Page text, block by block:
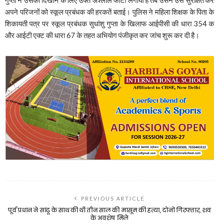
अपने परिजनों को स्कूल प्रबंधक की हरकतें बताई। पुलिस ने महिला शिक्षक के पिता के
शिकायती पत्र पर स्कूल प्रबंधक सुधांशु गुप्ता के खिलाफ आईपीसी की धारा 354 क
और आईटी एक्ट की धारा 67 के तहत अभियोग पंजीकृत कर जांच शुरू कर दी है।
PREVIOUS ARTICLE
पूर्व प्रधान ने सांढू के साथ की थी तीन साल की मासूम की हत्या, दोनों गिरफ्तार, शव
के अवशेष मिले